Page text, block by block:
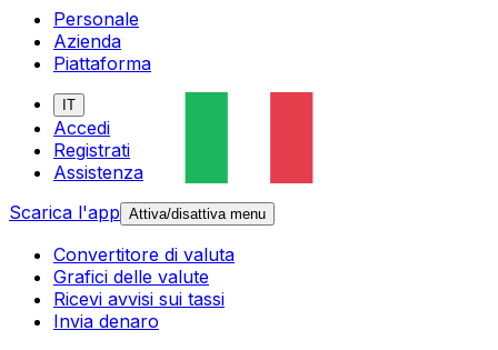
Personale
Azienda
Piattaforma
IT
Accedi
Registrati
Assistenza
Scarica l'app Attiva/disattiva menu
Convertitore di valuta
Grafici delle valute
Ricevi avvisi sui tassi
Invia denaro